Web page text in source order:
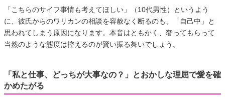
「こちらのサイフ事情も考えてほしい」（10代男性）というよう
に、彼氏からのワリカンの相談を容赦なく断るのも、「自己中」と
思われてしまう原因になります。本音はともかく、奢ってもらって
当然のような態度は控えるのが賢い振る舞いでしょう。
「私と仕事、どっちが大事なの？」とおかしな理屈で愛を確
かめたがる